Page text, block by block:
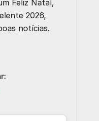
Feliz Natal,
2026,
notícias.